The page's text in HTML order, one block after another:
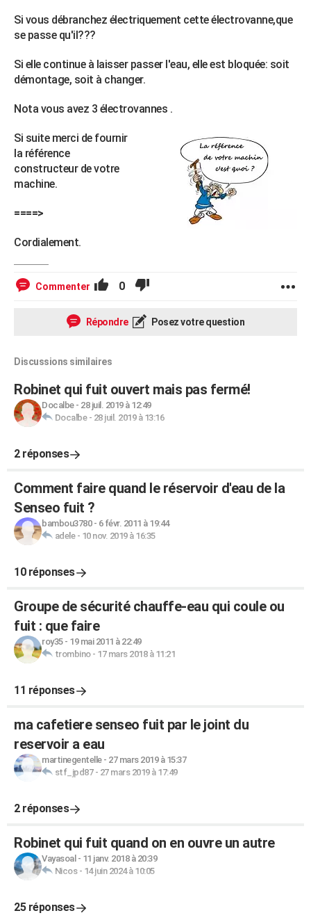
Si vous débranchez électriquement cette électrovanne,que
se passe qu'il???
Si elle continue à laisser passer l'eau, elle est bloquée: soit
démontage, soit à changer.
Nota vous avez 3 électrovannes .
Si suite merci de fournir
la référence
constructeur de votre
machine.
====>
Cordialement.
Commenter 0
Répondre Posez votre question
Discussions similaires
Robinet qui fuit ouvert mais pas fermé!
Docalbe- 28 juil. 2019 à 12:49
Docalbe- 28 juil. 2019 à 13:16
2 réponses
Comment faire quand le réservoir d'eau de la
Senseo fuit ?
bambou3780- 6 févr. 2011 à 19:44
adele- 10 nov. 2019 à 16:35
10 réponses
Groupe de sécurité chauffe-eau qui coule ou
fuit : que faire
roy35- 19 mai 2011 à 22:49
trombino- 17 mars 2018 à 11:21
11 réponses
ma cafetiere senseo fuit par le joint du
reservoir a eau
martinegentelle- 27 mars 2019 à 15:37
stf_jpd87- 27 mars 2019 à 17:49
2 réponses
Robinet qui fuit quand on en ouvre un autre
Vayasoal - 11 janv. 2018 à 20:39
Nicos- 14 juin 2024 à 10:05
25 réponses